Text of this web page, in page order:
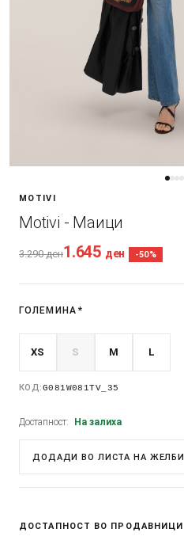
MOTIVI
Motivi - Маици
3.290ден1.645 ден -50%
ГОЛЕМИНА *
XS S M L
КОД:G081W081TV_35
Достапност: На залиха
ДОДАДИ ВО ЛИСТА НА ЖЕЛБИ
ДОСТАПНОСТ ВО ПРОДАВНИЦИ